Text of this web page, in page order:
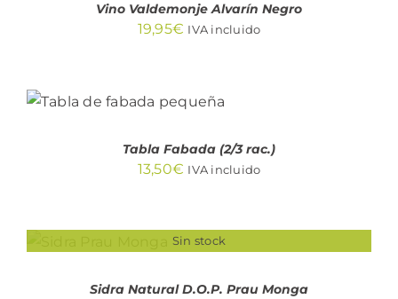
Vino Valdemonje Alvarín Negro
19,95€ IVA incluido
CARRITO
Tabla Fabada (2/3 rac.)
13,50€ IVA incluido
Sin stock
Sidra Natural D.O.P. Prau Monga